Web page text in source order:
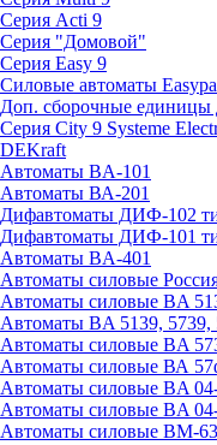
Серия Acti 9
Серия "Домовой"
Серия Easy 9
Силовые автоматы
Доп. сборочные единицы
Серия City 9 Systeme
DEKraft
Автоматы BA-101
Автоматы ВА-201
Дифавтоматы ДИФ-102
Дифавтоматы ДИФ-101
Автоматы BA-401
Автоматы силовые
Автоматы силовые BA
Автоматы BA 5139, 5739,
Автоматы силовые BA
Автоматы силовые ВА
Автоматы силовые BA
Автоматы силовые BA
Автоматы силовые ВМ-63